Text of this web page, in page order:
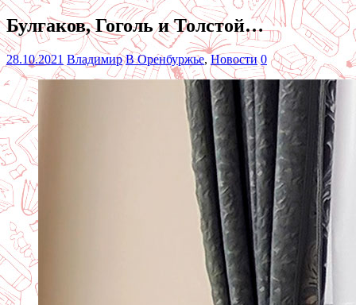
Булгаков, Гоголь и Толстой…
28.10.2021 Владимир В Оренбуржье, Новости 0